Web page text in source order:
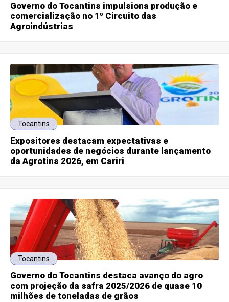
Governo do Tocantins impulsiona produção e
comercialização no 1º Circuito das
Agroindústrias
Tocantins
Expositores destacam expectativas e
oportunidades de negócios durante lançamento
da Agrotins 2026, em Cariri
Tocantins
Governo do Tocantins destaca avanço do agro
com projeção da safra 2025/2026 de quase 10
milhões de toneladas de grãos